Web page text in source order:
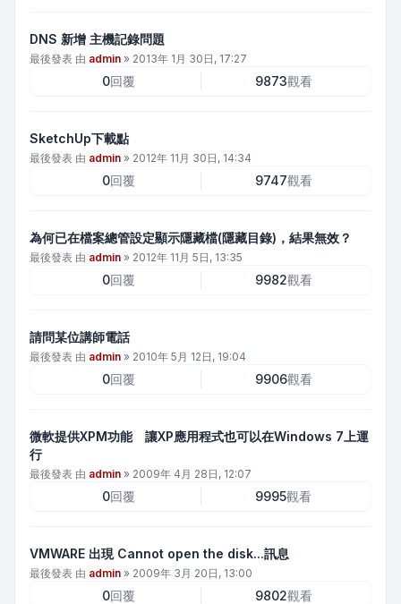
DNS 新增 主機記錄問題
最後發表 由 admin » 2013年 1月 30日, 17:27
0回覆 9873觀看
SketchUp下載點
最後發表 由 admin » 2012年 11月 30日, 14:34
0回覆 9747觀看
為何已在檔案總管設定顯示隱藏檔(隱藏目錄)，結果無效？
最後發表 由 admin » 2012年 11月 5日, 13:35
0回覆 9982觀看
請問某位講師電話
最後發表 由 admin » 2010年 5月 12日, 19:04
0回覆 9906觀看
微軟提供XPM功能 讓XP應用程式也可以在Windows 7上運
行
最後發表 由 admin » 2009年 4月 28日, 12:07
0回覆 9995觀看
VMWARE 出現 Cannot open the disk...訊息
最後發表 由 admin » 2009年 3月 20日, 13:00
0回覆 9802觀看